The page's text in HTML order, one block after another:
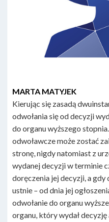
MARTA MATYJEK
Kierując się zasadą
odwołania się od decyzji
do organu wyższego
odwoławcze może zostać
stronę, nigdy natomiast z
wydanej decyzji w terminie
doręczenia jej decyzji, a gdy
ustnie – od dnia jej
odwołanie do organu
organu, który wydał